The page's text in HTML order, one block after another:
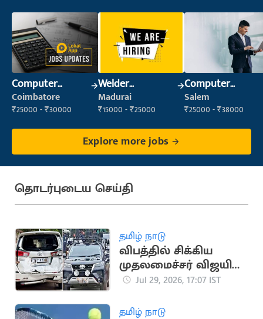
Computer
Operator
Coimbatore
₹25000 - ₹30000
Welder
(Fabrication)
Madurai
₹15000 - ₹25000
Computer
Operator
Salem
₹25000 - ₹38000
Explore more jobs
தொடர்புடைய செய்தி
தமிழ் நாடு
விபத்தில் சிக்கிய
முதலமைச்சர் விஜயின்
கான்வாய் வாகனம்
Jul 29, 2026, 17:07 IST
தமிழ் நாடு